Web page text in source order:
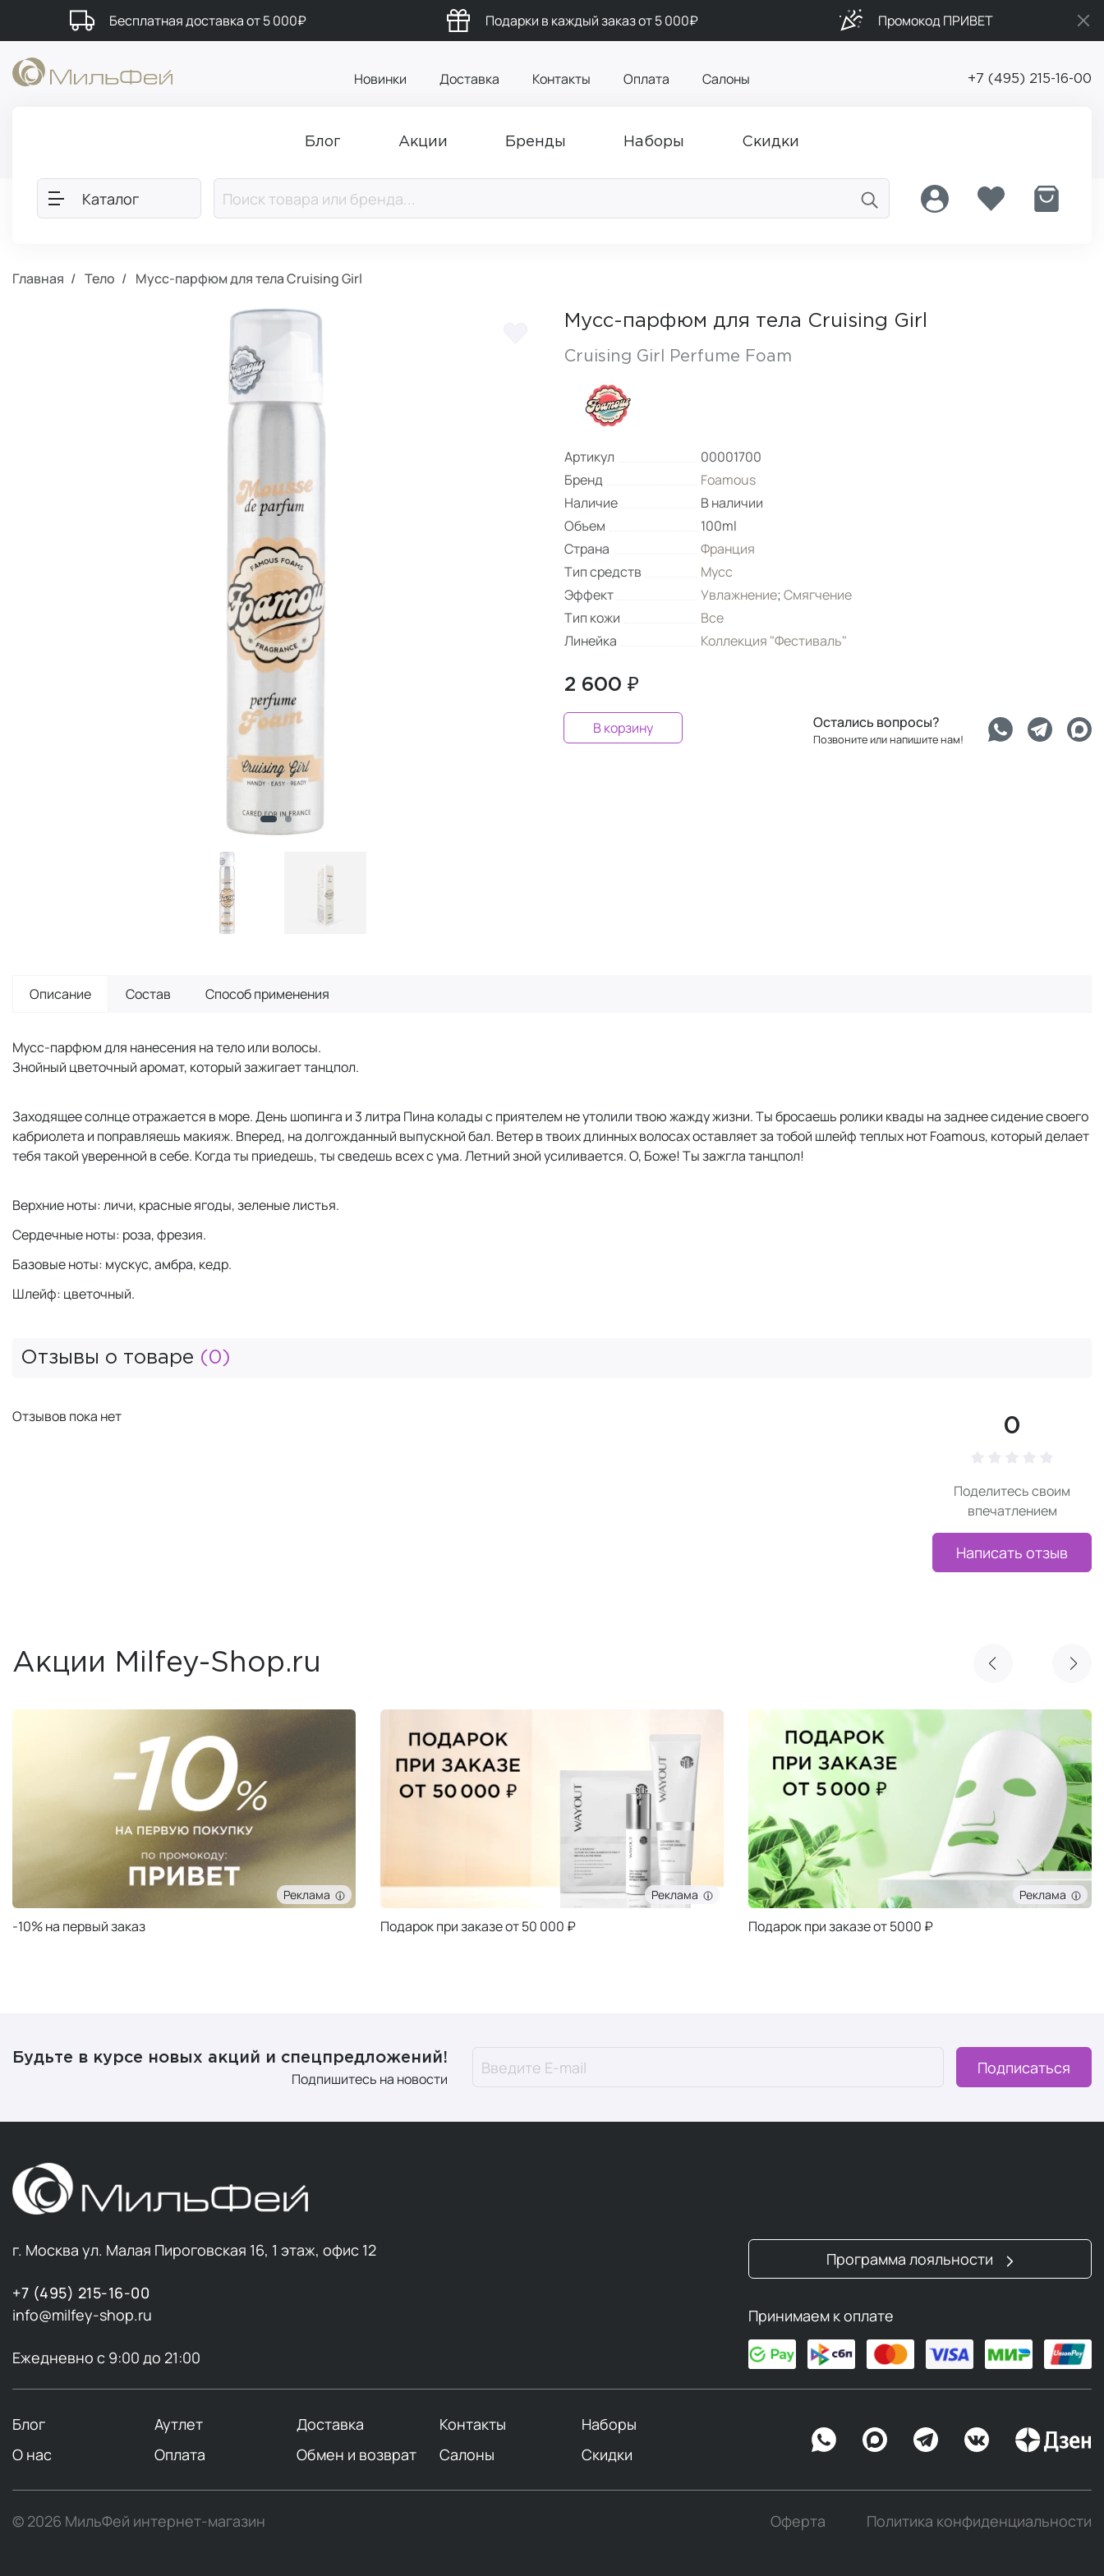
Бесплатная доставка от 5 000₽ Подарки в каждый заказ от 5 000₽ Промокод ПРИВЕТ
Новинки Доставка Контакты Оплата Салоны +7 (495) 215-16-00
Блог Акции Бренды Наборы Скидки
Каталог
Главная Тело Мусс-парфюм для тела Cruising Girl
Мусс-парфюм для тела Cruising Girl
Cruising Girl Perfume Foam
Артикул
00001700
Бренд
Foamous
Наличие
В наличии
Объем
100ml
Страна
Франция
Тип средств
Мусс
Эффект
Увлажнение;Смягчение
Тип кожи
Все
Линейка
Коллекция "Фестиваль"
2 600 ₽
В корзину Остались вопросы?
Позвоните или напишите нам!
Описание Состав Способ применения
Мусс-парфюм для нанесения на тело или волосы.
Знойный цветочный аромат, который зажигает танцпол.
Заходящее солнце отражается в море. День шопинга и 3 литра Пина колады с приятелем не утолили твою жажду жизни. Ты бросаешь ролики квады на заднее сидение своего
кабриолета и поправляешь макияж. Вперед, на долгожданный выпускной бал. Ветер в твоих длинных волосах оставляет за тобой шлейф теплых нот Foamous, который делает
тебя такой уверенной в себе. Когда ты приедешь, ты сведешь всех с ума. Летний зной усиливается. О, Боже! Ты зажгла танцпол!
Верхние ноты: личи, красные ягоды, зеленые листья.
Сердечные ноты: роза, фрезия.
Базовые ноты: мускус, амбра, кедр.
Шлейф: цветочный.
Отзывы о товаре (0)
0
Поделитесь своим
впечатлением
Написать отзыв
Отзывов пока нет
Акции Milfey-Shop.ru
Реклама
-10% на первый заказ
Реклама
Подарок при заказе от 50 000 ₽
Реклама
Подарок при заказе от 5000 ₽
Будьте в курсе новых акций и спецпредложений!
Подпишитесь на новости
Подписаться
г. Москва ул. Малая Пироговская 16, 1 этаж, офис 12
+7 (495) 215-16-00
info@milfey-shop.ru
Ежедневно с 9:00 до 21:00
Программа лояльности
Принимаем к оплате
Блог Аутлет Доставка Контакты
Наборы
О нас
Оплата Обмен и возврат Салоны Скидки
© 2026 МильФей интернет-магазин Оферта Политика конфиденциальности